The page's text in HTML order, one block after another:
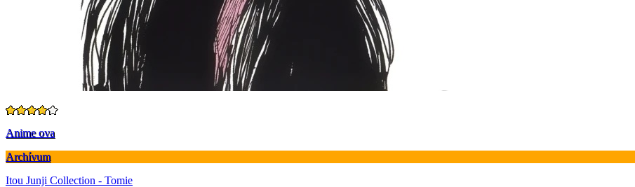
Anime ova
Archívum
Itou Junji Collection - Tomie